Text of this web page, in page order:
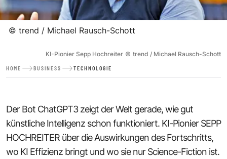
© trend / Michael Rausch-Schott
KI-Pionier Sepp Hochreiter © trend / Michael Rausch-Schott
HOME BUSINESS TECHNOLOGIE
Der Bot ChatGPT3 zeigt der Welt gerade, wie gut
künstliche Intelligenz schon funktioniert. KI-Pionier SEPP
HOCHREITER über die Auswirkungen des Fortschritts,
wo KI Effizienz bringt und wo sie nur Science-Fiction ist.